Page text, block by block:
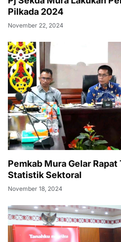
Pilkada 2024
November 22, 2024
Pemkab Mura Gelar
Statistik Sektoral
November 18, 2024